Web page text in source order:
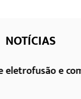
NOTÍCIAS
O que são